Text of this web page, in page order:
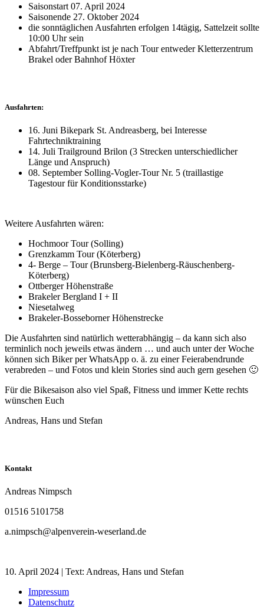
Saisonstart 07. April 2024
Saisonende 27. Oktober 2024
die sonntäglichen Ausfahrten erfolgen 14tägig, Sattelzeit sollte
10:00 Uhr sein
Abfahrt/Treffpunkt ist je nach Tour entweder Kletterzentrum
Brakel oder Bahnhof Höxter
Ausfahrten:
16. Juni Bikepark St. Andreasberg, bei Interesse
Fahrtechniktraining
14. Juli Trailground Brilon (3 Strecken unterschiedlicher
Länge und Anspruch)
08. September Solling-Vogler-Tour Nr. 5 (traillastige
Tagestour für Konditionsstarke)
Weitere Ausfahrten wären:
Hochmoor Tour (Solling)
Grenzkamm Tour (Köterberg)
4- Berge – Tour (Brunsberg-Bielenberg-Räuschenberg-
Köterberg)
Ottberger Höhenstraße
Brakeler Bergland I + II
Niesetalweg
Brakeler-Bosseborner Höhenstrecke
Die Ausfahrten sind natürlich wetterabhängig – da kann sich also
terminlich noch jeweils etwas ändern … und auch unter der Woche
können sich Biker per WhatsApp o. ä. zu einer Feierabendrunde
verabreden – und Fotos und klein Stories sind auch gern gesehen 🙂
Für die Bikesaison also viel Spaß, Fitness und immer Kette rechts
wünschen Euch
Andreas, Hans und Stefan
Kontakt
Andreas Nimpsch
01516 5101758
a.nimpsch@alpenverein-weserland.de
10. April 2024 | Text: Andreas, Hans und Stefan
Impressum
Datenschutz